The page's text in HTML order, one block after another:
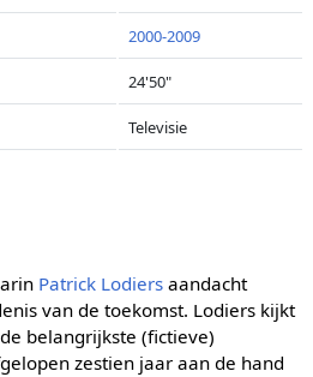
2000-2009
24'50"
Televisie
Patrick Lodiersaandacht
van de toekomst. Lodiers kijkt
belangrijkste (fictieve)
zestien jaar aan de hand